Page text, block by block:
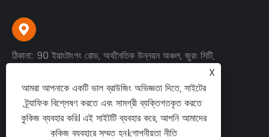

ঠিকানা: 90 ইয়াংটাংগং রোড, অর্থনৈতিক উন্নয়ন অঞ্চল, জুরং সিটি,
X
আমরা আপনাকে একটি ভাল ব্রাউজিং অভিজ্ঞতা দিতে, সাইটের
ট্র্যাফিক বিশ্লেষণ করতে এবং সামগ্রী ব্যক্তিগতকৃত করতে
কুকিজ ব্যবহার করি। এই সাইটটি ব্যবহার করে, আপনি আমাদের
কুকিজ ব্যবহারে সম্মত হন।গোপনীয়তা নীতি